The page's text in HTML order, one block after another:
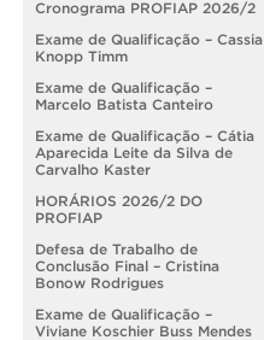
Cronograma PROFIAP 2026/2
Exame de Qualificação – Cassia
Knopp Timm
Exame de Qualificação –
Marcelo Batista Canteiro
Exame de Qualificação – Cátia
Aparecida Leite da Silva de
Carvalho Kaster
HORÁRIOS 2026/2 DO
PROFIAP
Defesa de Trabalho de
Conclusão Final – Cristina
Bonow Rodrigues
Exame de Qualificação –
Viviane Koschier Buss Mendes